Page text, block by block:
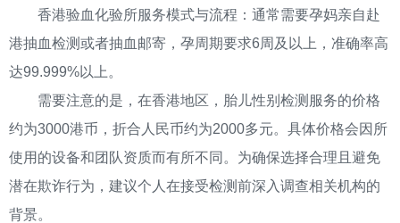
香港验血化验所服务模式与流程：通常需要孕妈亲自赴
港抽血检测或者抽血邮寄，孕周期要求6周及以上，准确率高
达99.999%以上。
需要注意的是，在香港地区，胎儿性别检测服务的价格
约为3000港币，折合人民币约为2000多元。具体价格会因所
使用的设备和团队资质而有所不同。为确保选择合理且避免
潜在欺诈行为，建议个人在接受检测前深入调查相关机构的
背景。